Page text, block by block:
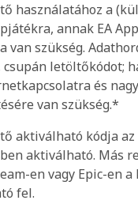
használatához a
annak EA
van szükség.
letöltőkódot;
és
van szükség.*
aktiválható kódja az
aktiválható. Más
en vagy Epic-en a
fel.